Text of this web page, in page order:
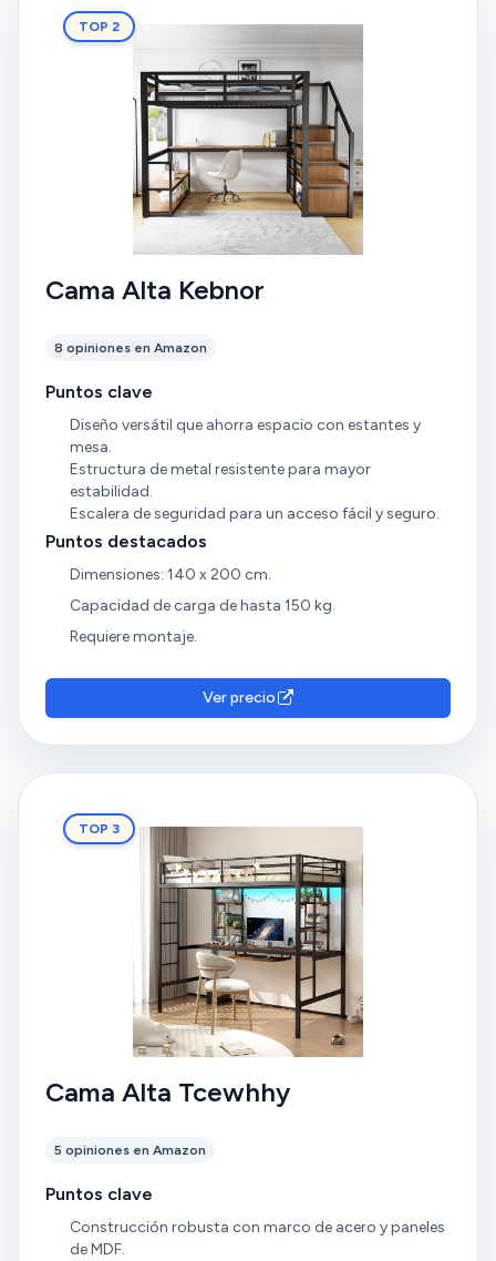
TOP 2
Cama Alta Kebnor
8 opiniones en Amazon
Puntos clave
Diseño versátil que ahorra espacio con estantes y
mesa.
Estructura de metal resistente para mayor
estabilidad.
Escalera de seguridad para un acceso fácil y seguro.
Puntos destacados
Dimensiones: 140 x 200 cm.
Capacidad de carga de hasta 150 kg.
Requiere montaje.
Ver precio
TOP 3
Cama Alta Tcewhhy
5 opiniones en Amazon
Puntos clave
Construcción robusta con marco de acero y paneles
de MDF.